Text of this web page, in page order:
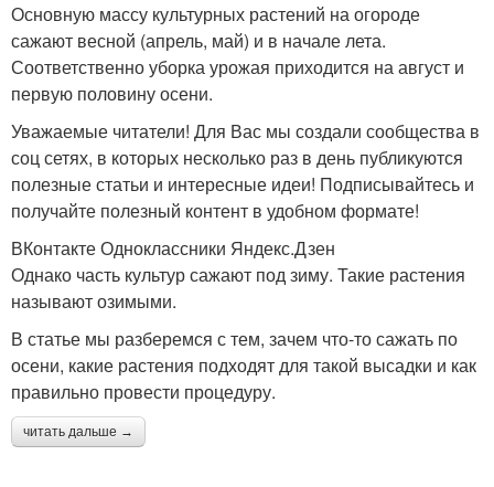
Основную массу культурных растений на огороде
сажают весной (апрель, май) и в начале лета.
Соответственно уборка урожая приходится на август и
первую половину осени.
Уважаемые читатели! Для Вас мы создали сообщества в
соц сетях, в которых несколько раз в день публикуются
полезные статьи и интересные идеи! Подписывайтесь и
получайте полезный контент в удобном формате!
ВКонтакте Одноклассники Яндекс.Дзен
Однако часть культур сажают под зиму. Такие растения
называют озимыми.
В статье мы разберемся с тем, зачем что-то сажать по
осени, какие растения подходят для такой высадки и как
правильно провести процедуру.
читать дальше →